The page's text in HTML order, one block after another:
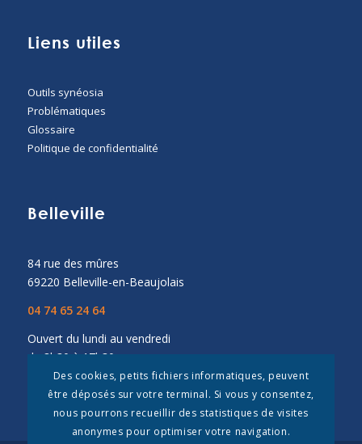
Liens utiles
Outils synéosia
Problématiques
Glossaire
Politique de confidentialité
Belleville
84 rue des mûres
69220 Belleville-en-Beaujolais
04 74 65 24 64
Ouvert du lundi au vendredi
de 8h30 à 17h30
Des cookies, petits fichiers informatiques, peuvent
être déposés sur votre terminal. Si vous y consentez,
nous pourrons recueillir des statistiques de visites
anonymes pour optimiser votre navigation.